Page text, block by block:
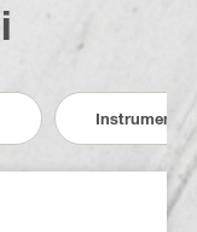
Instrumenti